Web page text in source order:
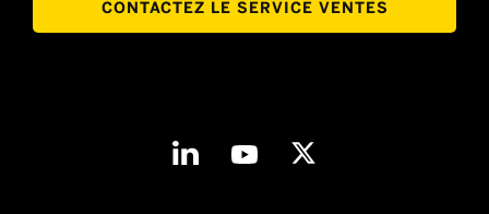
CONTACTEZ LE SERVICE VENTES